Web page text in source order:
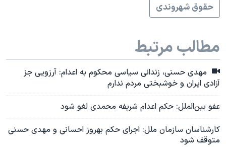
حقوق شهروندی
مطالب مرتبط
مهدی حسنی، زندانی سیاسی محکوم به اعدام: آرزویی جز
آزادی ایران و خوشبختی مردم ندارم
عفو بین‌الملل: حکم اعدام شریفه محمدی لغو شود
کارشناسان سازمان ملل: اجرای حکم بهروز احسانی‌ و مهدی حسنی
متوقف شود